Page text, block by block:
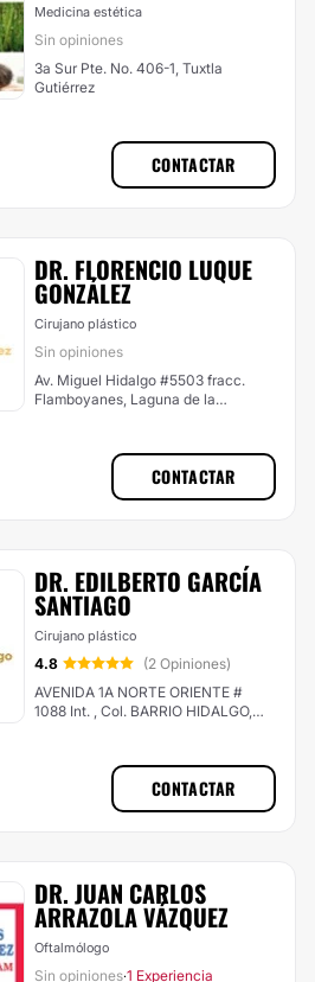
Medicina estética
Sin opiniones
3a Sur Pte. No. 406-1, Tuxtla
Gutiérrez
CONTACTAR
DR. FLORENCIO LUQUE
GONZÁLEZ
Cirujano plástico
Sin opiniones
Av. Miguel Hidalgo #5503 fracc.
Flamboyanes, Laguna de la
CONTACTAR
DR. EDILBERTO GARCÍA
SANTIAGO
Cirujano plástico
4.8
(2 Opiniones)
AVENIDA 1A NORTE ORIENTE #
1088 Int. , Col. BARRIO HIDALGO,
CONTACTAR
​DR. JUAN CARLOS
ARRAZOLA VÁZQUEZ
Oftalmólogo
Sin opiniones·1 Experiencia